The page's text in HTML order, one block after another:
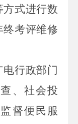
方式进行数
考评维修
电行政部门
、社会投
督便民服